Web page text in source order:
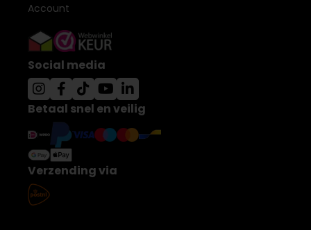
Account
Social media
Betaal snel en veilig
Verzending via